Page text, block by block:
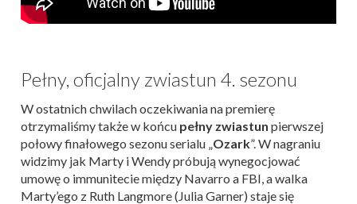
Pełny, oficjalny zwiastun 4. sezonu
W ostatnich chwilach oczekiwania na premierę
otrzymaliśmy także w końcu pełny zwiastun pierwszej
połowy finałowego sezonu serialu „ Ozark”. W nagraniu
widzimy jak Marty i Wendy próbują wynegocjować
umowę o immunitecie między Navarro a FBI, a walka
Marty’ego z Ruth Langmore (Julia Garner) staje się